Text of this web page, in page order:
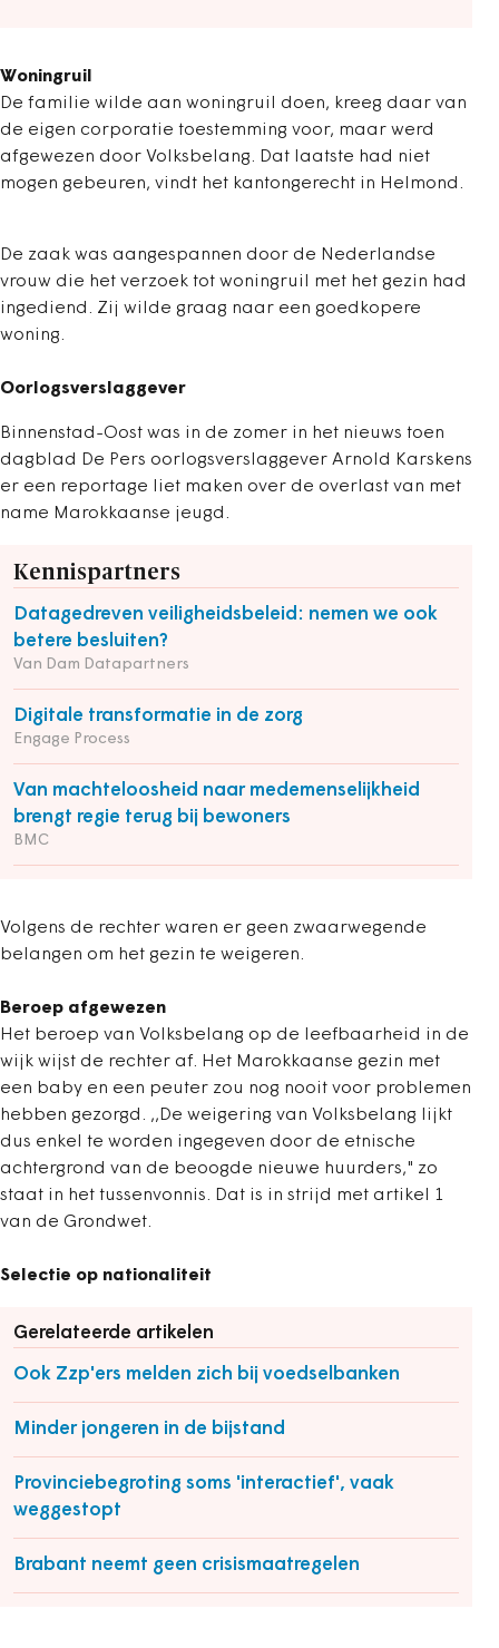
Woningruil
De familie wilde aan woningruil doen, kreeg daar van
de eigen corporatie toestemming voor, maar werd
afgewezen door Volksbelang. Dat laatste had niet
mogen gebeuren, vindt het kantongerecht in Helmond.
De zaak was aangespannen door de Nederlandse
vrouw die het verzoek tot woningruil met het gezin had
ingediend. Zij wilde graag naar een goedkopere
woning.
Oorlogsverslaggever
Binnenstad-Oost was in de zomer in het nieuws toen
dagblad De Pers oorlogsverslaggever Arnold Karskens
er een reportage liet maken over de overlast van met
name Marokkaanse jeugd.
Kennispartners
Datagedreven veiligheidsbeleid: nemen we ook
betere besluiten?
Van Dam Datapartners
Digitale transformatie in de zorg
Engage Process
Van machteloosheid naar medemenselijkheid
brengt regie terug bij bewoners
BMC
Volgens de rechter waren er geen zwaarwegende
belangen om het gezin te weigeren.
Beroep afgewezen
Het beroep van Volksbelang op de leefbaarheid in de
wijk wijst de rechter af. Het Marokkaanse gezin met
een baby en een peuter zou nog nooit voor problemen
hebben gezorgd. ,,De weigering van Volksbelang lijkt
dus enkel te worden ingegeven door de etnische
achtergrond van de beoogde nieuwe huurders," zo
staat in het tussenvonnis. Dat is in strijd met artikel 1
van de Grondwet.
Selectie op nationaliteit
Gerelateerde artikelen
Ook Zzp'ers melden zich bij voedselbanken
Minder jongeren in de bijstand
Provinciebegroting soms 'interactief', vaak
weggestopt
Brabant neemt geen crisismaatregelen